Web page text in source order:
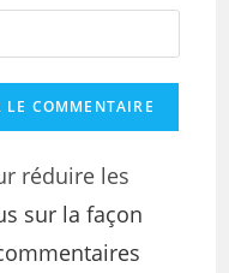
réduire les
sur la façon